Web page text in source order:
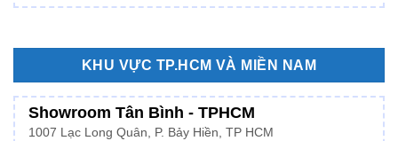
KHU VỰC TP.HCM VÀ MIỀN NAM
Showroom Tân Bình - TPHCM
1007 Lạc Long Quân, P. Bảy Hiền, TP HCM